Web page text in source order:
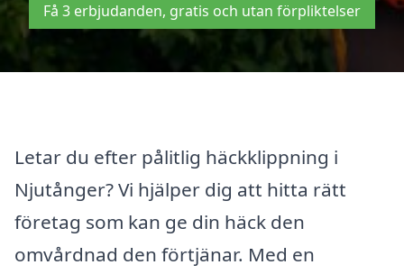
Få 3 erbjudanden, gratis och utan förpliktelser
Letar du efter pålitlig häckklippning i
Njutånger? Vi hjälper dig att hitta rätt
företag som kan ge din häck den
omvårdnad den förtjänar. Med en